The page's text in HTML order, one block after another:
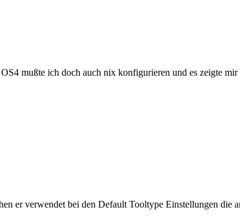
mußte ich doch auch nix konfigurieren und es zeigte mir
er verwendet bei den Default Tooltype Einstellungen